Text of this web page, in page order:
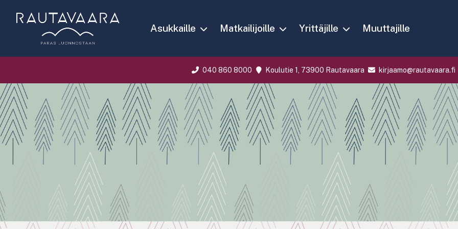
Asukkaille Matkailijoille Yrittäjille Muuttajille
040 860 8000 Koulutie 1, 73900 Rautavaara kirjaamo@rautavaara.fi